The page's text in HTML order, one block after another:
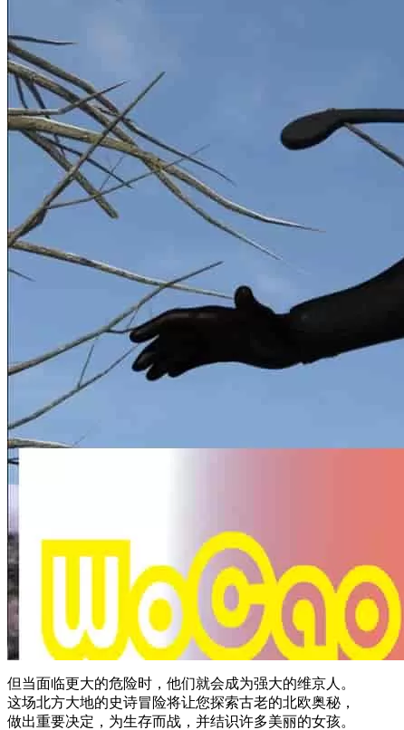
但当面临更大的危险时，他们就会成为强大的维京人。
这场北方大地的史诗冒险将让您探索古老的北欧奥秘，
做出重要决定，为生存而战，并结识许多美丽的女孩。